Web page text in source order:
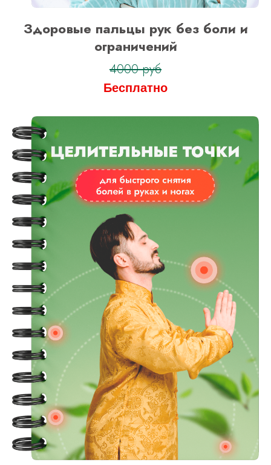
Здоровые пальцы рук без боли и
ограничений
4000 руб
Бесплатно